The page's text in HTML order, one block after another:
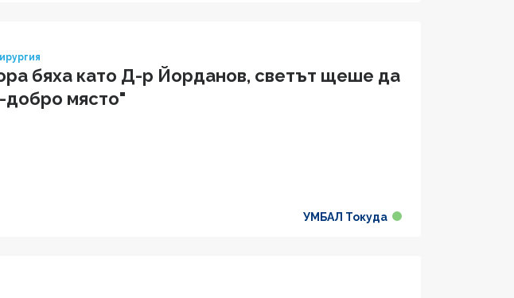
бяха като Д-р Йорданов, светът щеше да
място"
УМБАЛ Токуда